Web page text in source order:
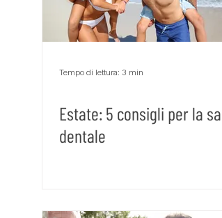
Tempo di lettura: 3 min
Estate: 5 consigli per la
dentale